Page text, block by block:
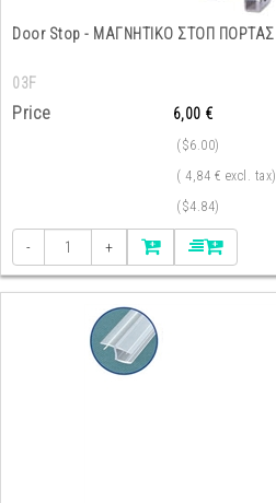
Door Stop - ΜΑΓΝΗΤΙΚΟ ΣΤΟΠ ΠΟΡΤΑΣ
03F
Price 6,00 €
($6.00)
( 4,84 € excl. tax)
($4.84)
- +